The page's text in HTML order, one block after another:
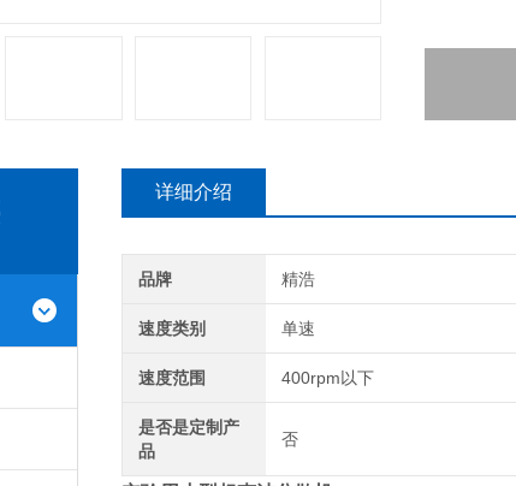
详细介绍
品牌 精浩
速度类别 单速
速度范围 400rpm以下
是否是定制产
品
否